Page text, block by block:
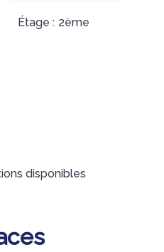
Étage 2ème
disponibles